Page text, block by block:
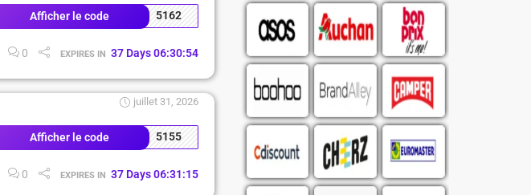
Afficher le code 5162
0 EXPIRES IN 37 Days 06:30:53
juillet 31, 2026
Afficher le code 5155
0 EXPIRES IN 37 Days 06:31:14